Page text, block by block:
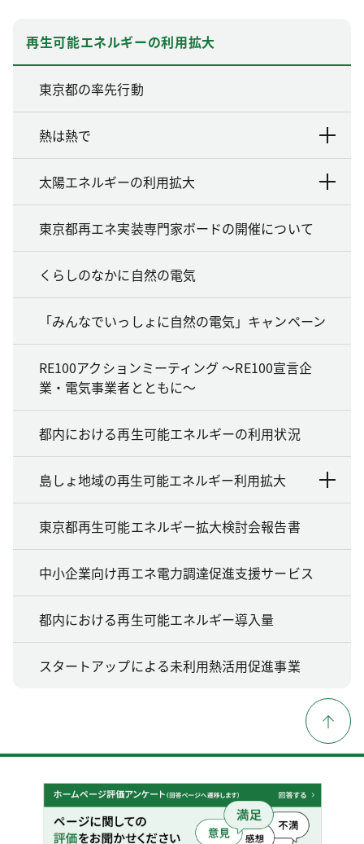
再生可能エネルギーの利用拡大
東京都の率先行動
熱は熱で
太陽エネルギーの利用拡大
東京都再エネ実装専門家ボードの開催について
くらしのなかに自然の電気
「みんなでいっしょに自然の電気」キャンペーン
RE100アクションミーティング ～RE100宣言企
業・電気事業者とともに～
都内における再生可能エネルギーの利用状況
島しょ地域の再生可能エネルギー利用拡大
東京都再生可能エネルギー拡大検討会報告書
中小企業向け再エネ電力調達促進支援サービス
都内における再生可能エネルギー導入量
スタートアップによる未利用熱活用促進事業